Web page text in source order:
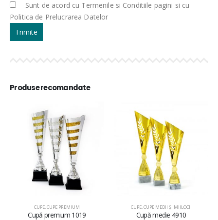
Sunt de acord cu Termenile si Conditiile pagini si cu
Politica de Prelucrarea Datelor
Produse recomandate
CUPE,CUPE PREMIUM
Cupă premium 1019
CUPE,CUPE MEDII ŞI MIJLOCII
Cupă medie 4910